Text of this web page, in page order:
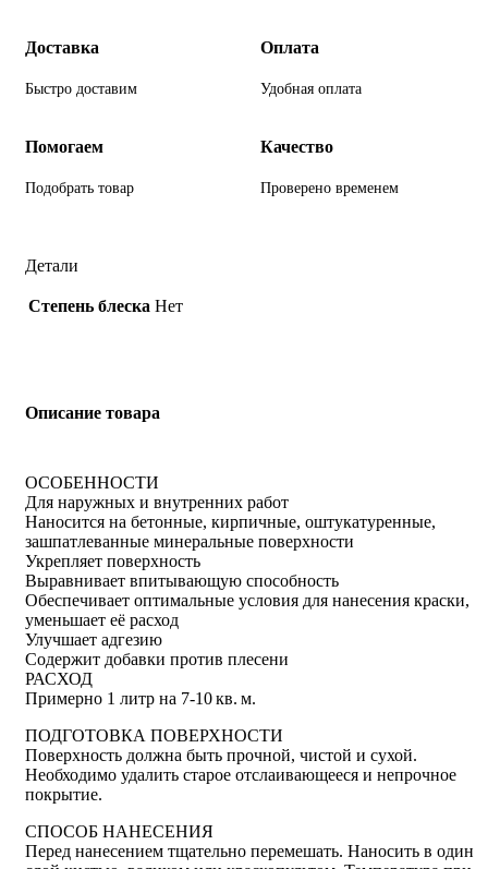
Доставка
Быстро доставим
Оплата
Удобная оплата
Помогаем
Подобрать товар
Качество
Проверено временем
Детали
Степень блеска Нет
Описание товара
ОСОБЕННОСТИ
Для наружных и внутренних работ
Наносится на бетонные, кирпичные, оштукатуренные,
зашпатлеванные минеральные поверхности
Укрепляет поверхность
Выравнивает впитывающую способность
Обеспечивает оптимальные условия для нанесения краски,
уменьшает её расход
Улучшает адгезию
Содержит добавки против плесени
РАСХОД
Примерно 1 литр на 7-10 кв. м.
ПОДГОТОВКА ПОВЕРХНОСТИ
Поверхность должна быть прочной, чистой и сухой.
Необходимо удалить старое отслаивающееся и непрочное
покрытие.
СПОСОБ НАНЕСЕНИЯ
Перед нанесением тщательно перемешать. Наносить в один